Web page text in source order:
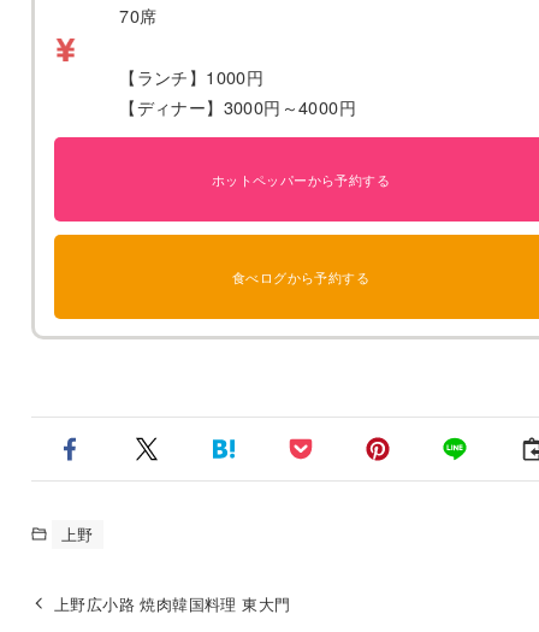
70席
【ランチ】1000円
【ディナー】3000円～4000円
ホットペッパーから予約する
食べログから予約する
上野
上野広小路 焼肉韓国料理 東大門